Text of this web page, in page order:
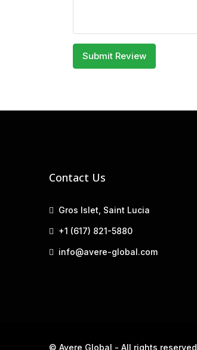
Submit Review
Contact Us
Gros Islet, Saint Lucia
+1 (617) 821-5880
info@avere-global.com
© Avere Global - All rights reserved